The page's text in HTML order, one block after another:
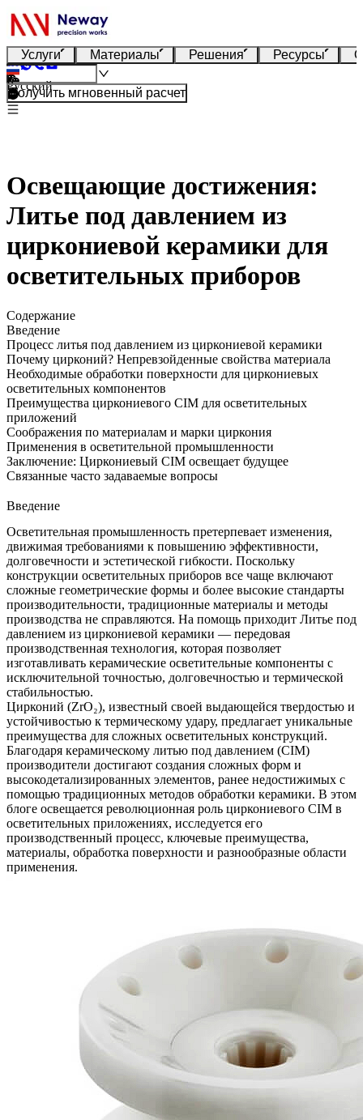
Услуги Материалы Решения Ресурсы
Русский
Получить мгновенный расчет
Освещающие достижения:
Литье под давлением из
циркониевой керамики для
осветительных приборов
Содержание
Введение
Процесс литья под давлением из циркониевой керамики
Почему цирконий? Непревзойденные свойства материала
Необходимые обработки поверхности для циркониевых
осветительных компонентов
Преимущества циркониевого CIM для осветительных
приложений
Соображения по материалам и марки циркония
Применения в осветительной промышленности
Заключение: Циркониевый CIM освещает будущее
Связанные часто задаваемые вопросы
Введение
Осветительная промышленность претерпевает изменения,
движимая требованиями к повышению эффективности,
долговечности и эстетической гибкости. Поскольку
конструкции осветительных приборов все чаще включают
сложные геометрические формы и более высокие стандарты
производительности, традиционные материалы и методы
производства не справляются. На помощь приходит Литье под
давлением из циркониевой керамики — передовая
производственная технология, которая позволяет
изготавливать керамические осветительные компоненты с
исключительной точностью, долговечностью и термической
стабильностью.
Цирконий (ZrO₂), известный своей выдающейся твердостью и
устойчивостью к термическому удару, предлагает уникальные
преимущества для сложных осветительных конструкций.
Благодаря керамическому литью под давлением (CIM)
производители достигают создания сложных форм и
высокодетализированных элементов, ранее недостижимых с
помощью традиционных методов обработки керамики. В этом
блоге освещается революционная роль циркониевого CIM в
осветительных приложениях, исследуется его
производственный процесс, ключевые преимущества,
материалы, обработка поверхности и разнообразные области
применения.